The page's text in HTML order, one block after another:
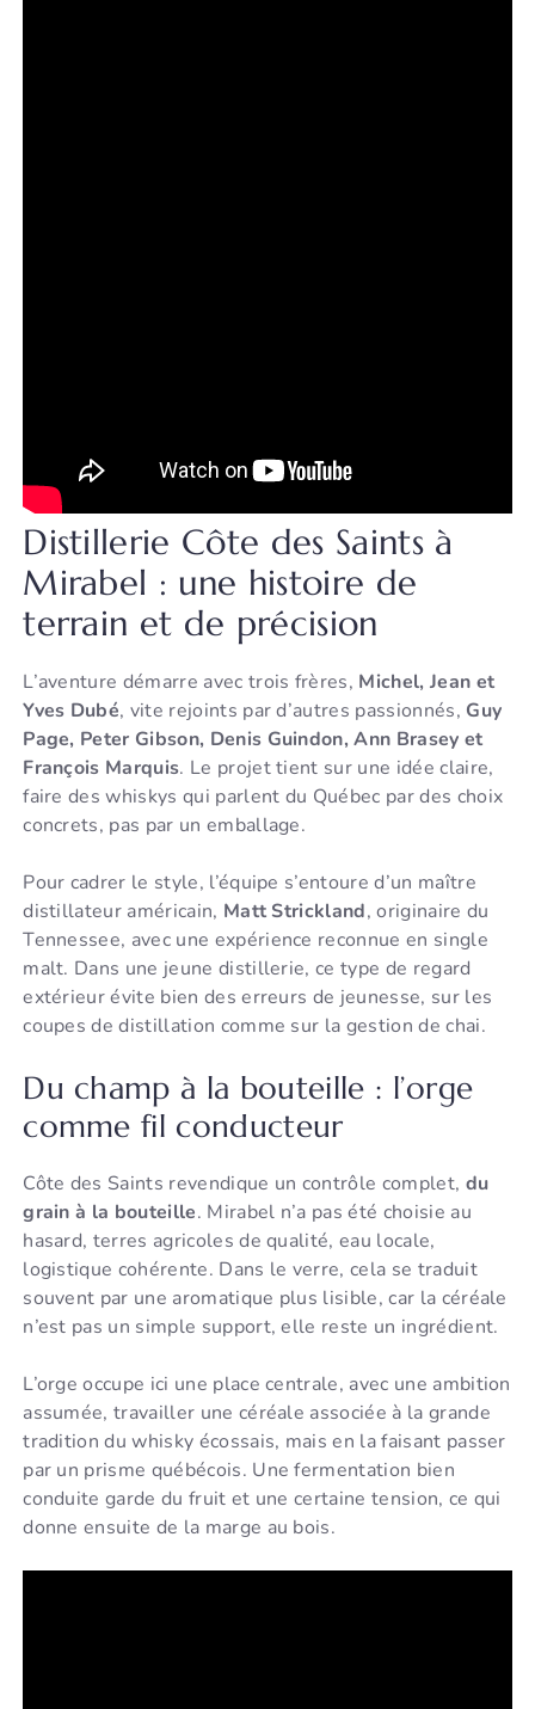
Distillerie Côte des Saints à
Mirabel : une histoire de
terrain et de précision
L’aventure démarre avec trois frères, Michel, Jean et
Yves Dubé, vite rejoints par d’autres passionnés, Guy
Page, Peter Gibson, Denis Guindon, Ann Brasey et
François Marquis. Le projet tient sur une idée claire,
faire des whiskys qui parlent du Québec par des choix
concrets, pas par un emballage.
Pour cadrer le style, l’équipe s’entoure d’un maître
distillateur américain, Matt Strickland, originaire du
Tennessee, avec une expérience reconnue en single
malt. Dans une jeune distillerie, ce type de regard
extérieur évite bien des erreurs de jeunesse, sur les
coupes de distillation comme sur la gestion de chai.
Du champ à la bouteille : l’orge
comme fil conducteur
Côte des Saints revendique un contrôle complet, du
grain à la bouteille. Mirabel n’a pas été choisie au
hasard, terres agricoles de qualité, eau locale,
logistique cohérente. Dans le verre, cela se traduit
souvent par une aromatique plus lisible, car la céréale
n’est pas un simple support, elle reste un ingrédient.
L’orge occupe ici une place centrale, avec une ambition
assumée, travailler une céréale associée à la grande
tradition du whisky écossais, mais en la faisant passer
par un prisme québécois. Une fermentation bien
conduite garde du fruit et une certaine tension, ce qui
donne ensuite de la marge au bois.